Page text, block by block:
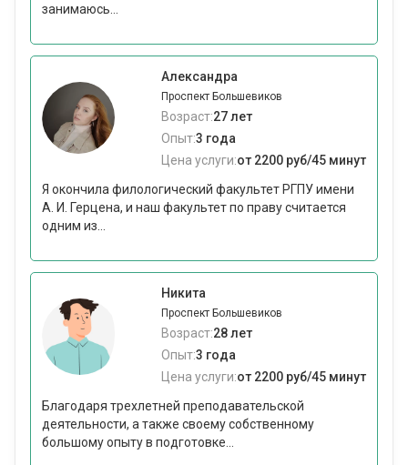
занимаюсь...
Александра
Проспект Большевиков
Возраст:27 лет
Опыт:3 года
Цена услуги:от 2200 руб/45 минут
Я окончила филологический факультет РГПУ имени
А. И. Герцена, и наш факультет по праву считается
одним из...
Никита
Проспект Большевиков
Возраст:28 лет
Опыт:3 года
Цена услуги:от 2200 руб/45 минут
Благодаря трехлетней преподавательской
деятельности, а также своему собственному
большому опыту в подготовке...